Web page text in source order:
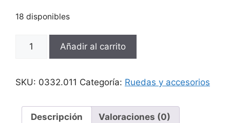
18 disponibles
trasero
Añadir al carrito
SKU: 0332.011 Categoría: Ruedas y accesorios
Descripción Valoraciones (0)